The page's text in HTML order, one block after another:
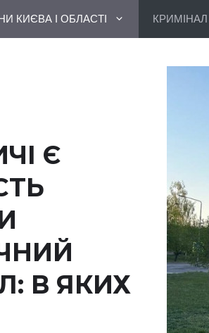
КИЄВА І ОБЛАСТІ КРИМІНАЛ
Є
В ЯКИХ